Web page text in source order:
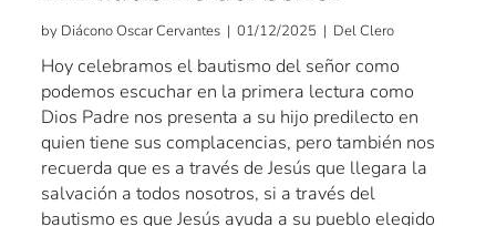
by Diácono Oscar Cervantes | 01/12/2025 | Del Clero
Hoy celebramos el bautismo del señor como
podemos escuchar en la primera lectura como
Dios Padre nos presenta a su hijo predilecto en
quien tiene sus complacencias, pero también nos
recuerda que es a través de Jesús que llegara la
salvación a todos nosotros, si a través del
bautismo es que Jesús ayuda a su pueblo elegido